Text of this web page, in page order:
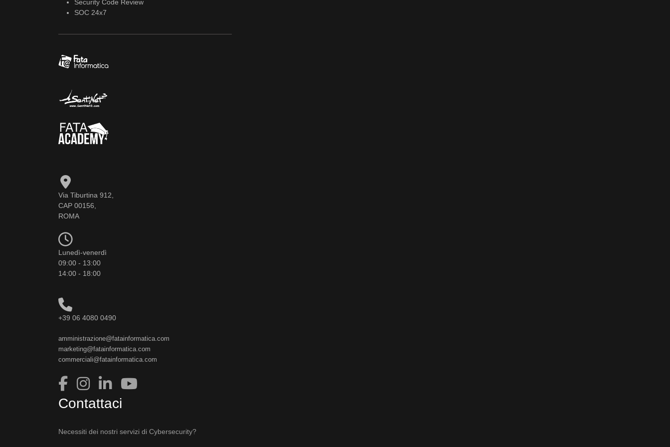
Security Code Review
SOC 24x7
Via Tiburtina 912,
CAP 00156,
ROMA
Lunedì-venerdì
09:00 - 13:00
14:00 - 18:00
+39 06 4080 0490
amministrazione@fatainformatica.com
marketing@fatainformatica.com
commerciali@fatainformatica.com
Contattaci
Necessiti dei nostri servizi di Cybersecurity?